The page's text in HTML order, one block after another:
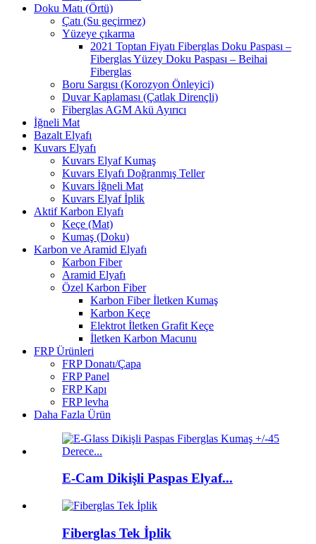
Doku Matı (Örtü)
Çatı (Su geçirmez)
Yüzeye çıkarma
2021 Toptan Fiyatı Fiberglas Doku Paspası –
Fiberglas Yüzey Doku Paspası – Beihai
Fiberglas
Boru Sargısı (Korozyon Önleyici)
Duvar Kaplaması (Çatlak Dirençli)
Fiberglas AGM Akü Ayırıcı
İğneli Mat
Bazalt Elyafı
Kuvars Elyafı
Kuvars Elyaf Kumaş
Kuvars Elyafı Doğranmış Teller
Kuvars İğneli Mat
Kuvars Elyaf İplik
Aktif Karbon Elyafı
Keçe (Mat)
Kumaş (Doku)
Karbon ve Aramid Elyafı
Karbon Fiber
Aramid Elyafı
Özel Karbon Fiber
Karbon Fiber İletken Kumaş
Karbon Keçe
Elektrot İletken Grafit Keçe
İletken Karbon Macunu
FRP Ürünleri
FRP Donatı/Çapa
FRP Panel
FRP Kapı
FRP levha
Daha Fazla Ürün
E-Cam Dikişli Paspas Elyaf...
Fiberglas Tek İplik